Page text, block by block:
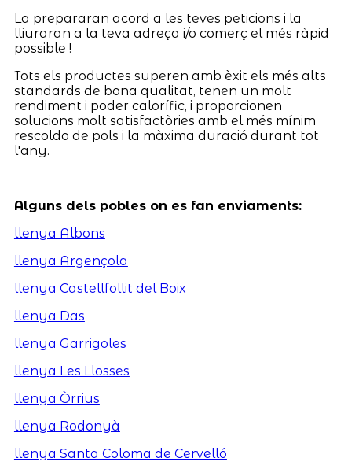
La prepararan acord a les teves peticions i la
lliuraran a la teva adreça i/o comerç el més ràpid
possible !
Tots els productes superen amb èxit els més alts
standards de bona qualitat, tenen un molt
rendiment i poder calorífic, i proporcionen
solucions molt satisfactòries amb el més mínim
rescoldo de pols i la màxima duració durant tot
l'any.
Alguns dels pobles on es fan enviaments:
llenya Albons
llenya Argençola
llenya Castellfollit del Boix
llenya Das
llenya Garrigoles
llenya Les Llosses
llenya Òrrius
llenya Rodonyà
llenya Santa Coloma de Cervelló